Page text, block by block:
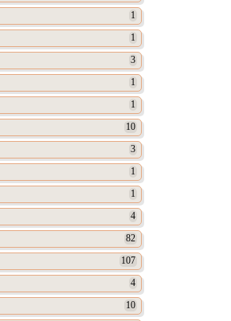
1
1
3
1
1
10
3
1
1
4
82
107
4
10